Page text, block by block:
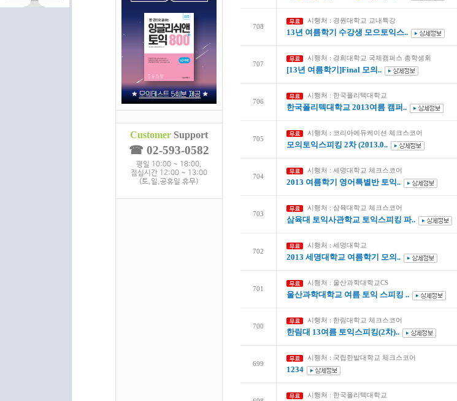
CustomerSupport
☎ 02-593-0582
평일 10:00 ~ 18:00,
점심시간 12:00 ~ 13:00
(토,일,공휴일 휴무)
708
시행처 : 경원대학교 교내특강
13년 여름학기 수강생 모으토익스..
707
시행처 : 경희대학교 국제캠퍼스 총학생회
[13년 여름학기]Final 모의..
706
시행처 : 한국폴리텍대학교
한국폴리텍대학교 2013여름 캠퍼..
705
시행처 : 코리아에듀케이션 체크스코어
모의토익스피킹 2차 (2013.0..
704
시행처 : 세명대학교 체크스코어
2013 여름학기 영어특별반 토익..
703
시행처 : 삼육대학교 체크스코어
삼육대 토익사관학교 토익스피킹 파..
702
시행처 : 세명대학교
2013 세명대학교 여름학기 모의..
701
시행처 : 울산과학대학교CS
울산과학대학교 여름 토익 스피킹 ..
700
시행처 : 한림대학교 체크스코어
한림대 13여름 토익스피킹(2차)..
699
시행처 : 국립한밭대학교 체크스코어
1234
시행처 : 한국폴리텍대학교